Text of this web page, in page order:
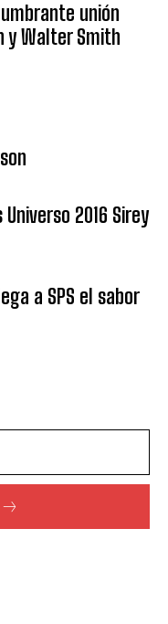
unión
y Walter Smith
2016 Sirey
a SPS el sabor